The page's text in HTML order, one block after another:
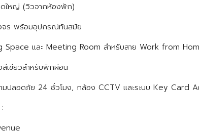
ดใหญ่ (วิวจากห้องพัก)
จร พร้อมอุปกรณ์ทันสมัย
Space และ Meeting Room สำหรับสาย Work from
เขียวสำหรับพักผ่อน
มปลอดภัย 24 ชั่วโมง, กล้อง CCTV และระบบ Key Card